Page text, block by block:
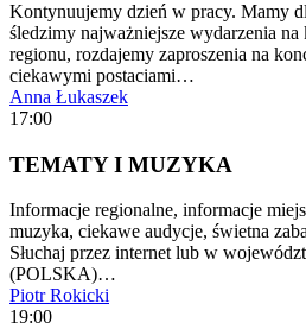
Kontynuujemy dzień w pracy. Mamy
śledzimy najważniejsze wydarzenia
regionu, rozdajemy zaproszenia na
ciekawymi postaciami…
Anna Łukaszek
17:00
TEMATY I MUZYKA
Informacje regionalne, informacje
muzyka, ciekawe audycje, świetna
Słuchaj przez internet lub w
(POLSKA)…
Piotr Rokicki
19:00